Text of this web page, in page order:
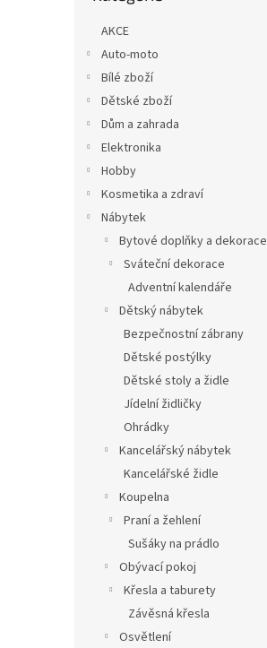
AKCE
Auto-moto
Bílé zboží
Dětské zboží
Dům a zahrada
Elektronika
Hobby
Kosmetika a zdraví
Nábytek
Bytové doplňky a dekorace
Sváteční dekorace
Adventní kalendáře
Dětský nábytek
Bezpečnostní zábrany
Dětské postýlky
Dětské stoly a židle
Jídelní židličky
Ohrádky
Kancelářský nábytek
Kancelářské židle
Koupelna
Praní a žehlení
Sušáky na prádlo
Obývací pokoj
Křesla a taburety
Závěsná křesla
Osvětlení